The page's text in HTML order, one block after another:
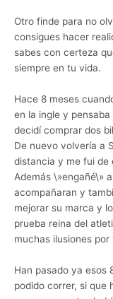
Otro finde para no
consigues hacer
sabes con certeza
siempre en tu vida.
Hace 8 meses
en la ingle y
decidí comprar dos
De nuevo volvería a
distancia y me fui de
Además \»engañé\»
acompañaran y
mejorar su marca y
prueba reina del
muchas ilusiones
Han pasado ya esos
podido correr, si que